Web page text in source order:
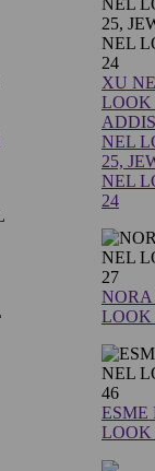
XU
LOOK
NEL
25,
NEL
24
LOOK
ESME
LOOK